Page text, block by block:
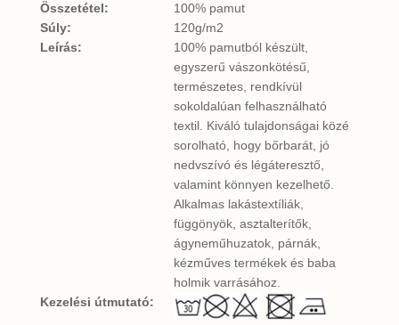
Összetétel:
100% pamut
Súly:
120g/m2
Leírás:
100% pamutból készült,
egyszerű vászonkötésű,
természetes, rendkívül
sokoldalúan felhasználható
textil. Kiváló tulajdonságai közé
sorolható, hogy bőrbarát, jó
nedvszívó és légáteresztő,
valamint könnyen kezelhető.
Alkalmas lakástextíliák,
függönyök, asztalterítők,
ágyneműhuzatok, párnák,
kézműves termékek és baba
holmik varrásához.
Kezelési útmutató: